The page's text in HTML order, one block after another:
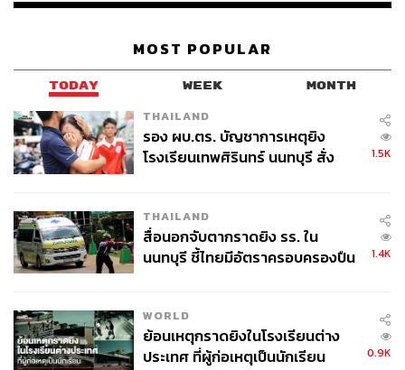
ABOUT THE AUTHOR
ถนัดกิจ จันกิเสน
THE STANDARD WEALTH ผู้เสพติดโลก
ธุรกิจ การตลาด เทคโนโลยี และชอบสำรวจ
เคลื่อนไหวให้เป็นเรื่องเข้าใจง่าย สนุก และได้
ไอเดียใหม่ๆ
MOST POPULAR
TODAY WEEK MONTH
THAILAND
รอง ผบ.ตร. บัญชาการเหตุยิง
โรงเรียนเทพศิรินทร์ นนทบุรี สั่ง
1.5K
THAILAND
สื่อนอกจับตากราดยิง รร. ใน
นนทบุรี ชี้ไทยมีอัตราครอบครองปืน
1.4K
WORLD
ย้อนเหตุกราดยิงในโรงเรียนต่าง
ประเทศ ที่ผู้ก่อเหตุเป็นนักเรียน
0.9K